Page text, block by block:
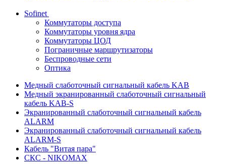
Sofinet
Коммутаторы доступа
Коммутаторы уровня ядра
Коммутаторы ЦОД
Пограничные маршрутизаторы
Беспроводные сети
Оптика
Медный слаботочный сигнальный кабель KAB
Медный экранированный слаботочный сигнальный
кабель KAB-S
Экранированный слаботочный сигнальный кабель
ALARM
Экранированный слаботочный сигнальный кабель
ALARM-S
Кабель "Витая пара"
СКС - NIKOMAX